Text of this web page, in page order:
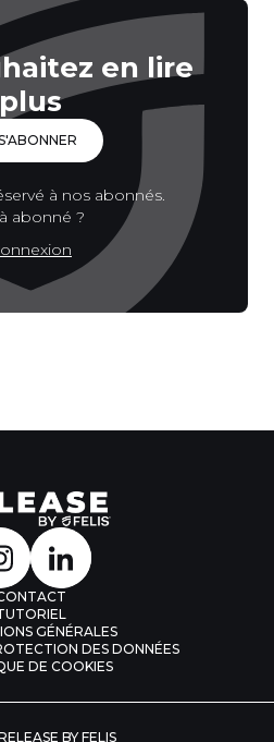
en lire
plus
à nos abonnés.
abonné ?
GÉNÉRALES
DES DONNÉES
DE COOKIES
BY FELIS